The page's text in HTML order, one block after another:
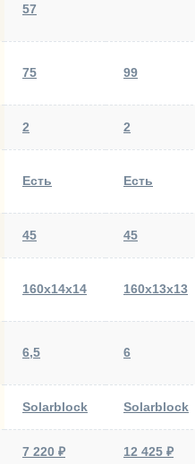
57
75 99
2 2
Есть Есть
45 45
160х14х14 160х13х13
6,5 6
Solarblock Solarblock
7 220 ₽ 12 425 ₽